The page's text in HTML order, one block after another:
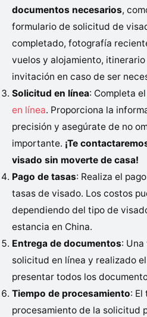
documentos necesarios,
formulario de solicitud de
completado, fotografía
vuelos y alojamiento,
invitación en caso de ser
Solicitud en línea: Completa el
en línea. Proporciona la
precisión y asegúrate de no
importante. ¡Te
visado sin moverte de casa!
Pago de tasas: Realiza el
tasas de visado. Los costos
dependiendo del tipo de
estancia en China.
Entrega de documentos:
solicitud en línea y realizado
presentar todos los
Tiempo de procesamiento: El
procesamiento de la solicitud